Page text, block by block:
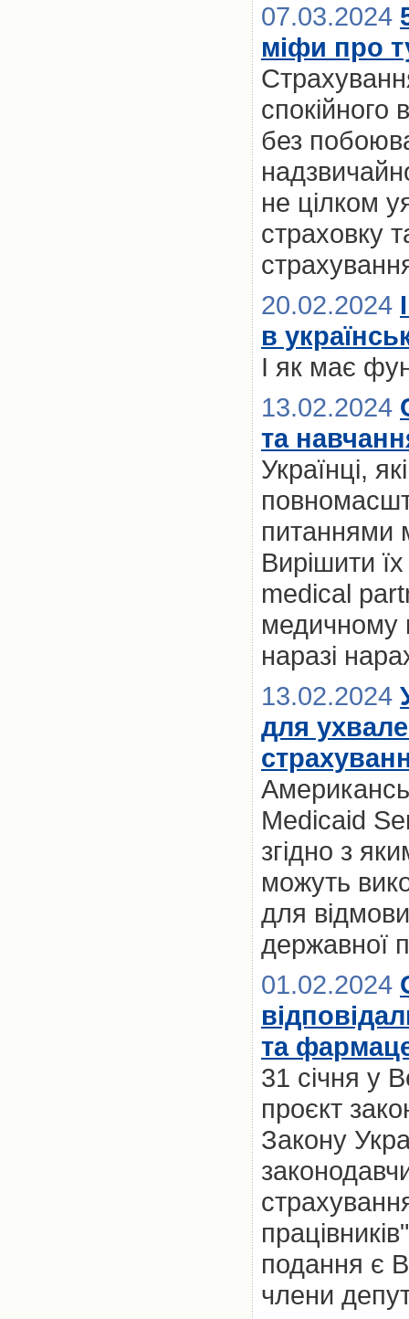
07.03.2024
міфи про
спокійного
без
не цілком
страховку
20.02.2024
в
І як має
13.02.2024
та
Українці,
питаннями
Вирішити
medical
медичному
наразі
13.02.2024
для
Medicaid
згідно з
можуть
для
державної
01.02.2024
та
31 січня у
проєкт
Закону
подання є
члени